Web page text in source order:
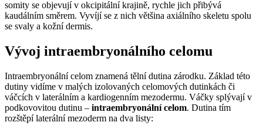
somity se objevují v okcipitální krajině, rychle jich přibývá
kaudálním směrem. Vyvíjí se z nich většina axiálního skeletu spolu
se svaly a kožní dermis.
Vývoj intraembryonálního celomu
Intraembryonální celom znamená tělní dutina zárodku. Základ této
dutiny vidíme v malých izolovaných celomových dutinkách či
váčcích v laterálním a kardiogenním mezodermu. Váčky splývají v
podkovovitou dutinu – intraembryonální celom. Dutina tím
rozštěpí laterální mezoderm na dva listy: